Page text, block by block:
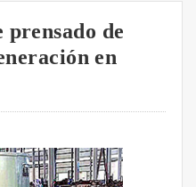
prensado de
en